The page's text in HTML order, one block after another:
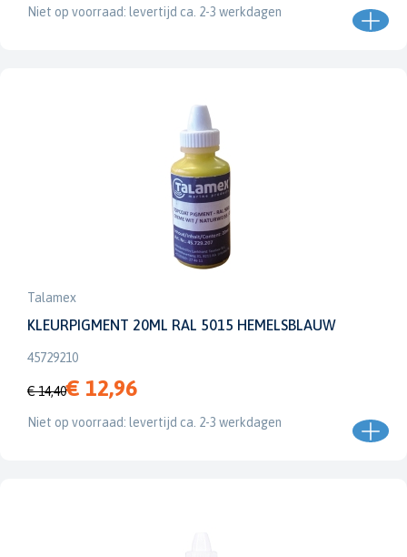
Niet op voorraad: levertijd ca. 2-3 werkdagen
Talamex
KLEURPIGMENT 20ML RAL 5015 HEMELSBLAUW
45729210
€ 14,40€ 12,96
Niet op voorraad: levertijd ca. 2-3 werkdagen